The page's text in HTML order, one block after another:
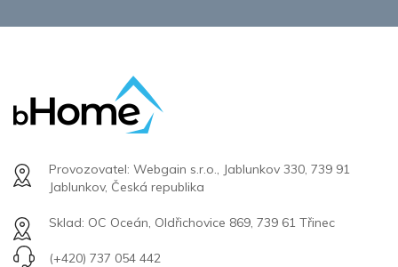
Provozovatel: Webgain s.r.o., Jablunkov 330, 739 91
Jablunkov, Česká republika
Sklad: OC Oceán, Oldřichovice 869, 739 61 Třinec
(+420) 737 054 442